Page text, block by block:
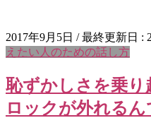
2017年9月5日 / 最終更新日 :
えたい人のための話し方
恥ずかしさを乗り越えるとメンタルブ
ロックが外れるん